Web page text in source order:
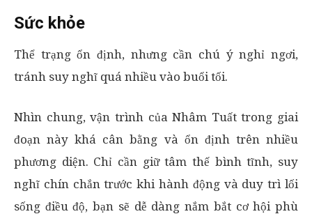
Sức khỏe
Thể trạng ổn định, nhưng cần chú ý nghỉ ngơi,
tránh suy nghĩ quá nhiều vào buổi tối.
Nhìn chung, vận trình của Nhâm Tuất trong giai
đoạn này khá cân bằng và ổn định trên nhiều
phương diện. Chỉ cần giữ tâm thế bình tĩnh, suy
nghĩ chín chắn trước khi hành động và duy trì lối
sống điều độ, bạn sẽ dễ dàng nắm bắt cơ hội phù